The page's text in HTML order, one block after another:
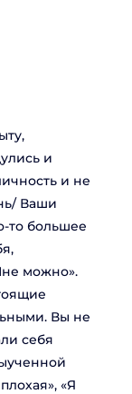
и
и не
Ваши
то большее
можно».
Вы не
себя
«Я